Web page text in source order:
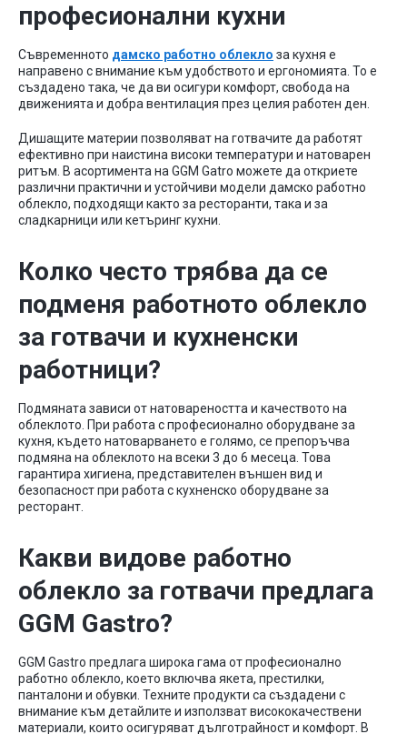
професионални кухни
Съвременното дамско работно облекло за кухня е
направено с внимание към удобството и ергономията. То е
създадено така, че да ви осигури комфорт, свобода на
движенията и добра вентилация през целия работен ден.
Дишащите материи позволяват на готвачите да работят
ефективно при наистина високи температури и натоварен
ритъм. В асортимента на GGM Gatro можете да откриете
различни практични и устойчиви модели дамско работно
облекло, подходящи както за ресторанти, така и за
сладкарници или кетъринг кухни.
Колко често трябва да се
подменя работното облекло
за готвачи и кухненски
работници?
Подмяната зависи от натовареността и качеството на
облеклото. При работа с професионално оборудване за
кухня, където натоварването е голямо, се препоръчва
подмяна на облеклото на всеки 3 до 6 месеца. Това
гарантира хигиена, представителен външен вид и
безопасност при работа с кухненско оборудване за
ресторант.
Какви видове работно
облекло за готвачи предлага
GGM Gastro?
GGM Gastro предлага широка гама от професионално
работно облекло, което включва якета, престилки,
панталони и обувки. Техните продукти са създадени с
внимание към детайлите и използват висококачествени
материали, които осигуряват дълготрайност и комфорт. В